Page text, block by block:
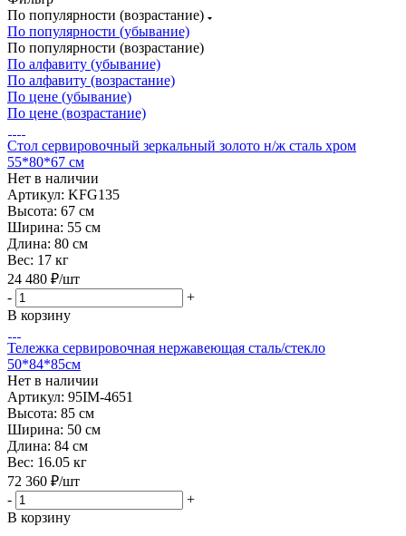
По популярности (возрастание)
По популярности (убывание)
По популярности (возрастание)
По алфавиту (убывание)
По алфавиту (возрастание)
По цене (убывание)
По цене (возрастание)
Стол сервировочный зеркальный золото н/ж сталь хром
55*80*67 см
Нет в наличии
Артикул: KFG135
Высота: 67 см
Ширина: 55 см
Длина: 80 см
Вес: 17 кг
24 480 ₽/шт
-
+
В корзину
Тележка сервировочная нержавеющая сталь/стекло
50*84*85см
Нет в наличии
Артикул: 95IM-4651
Высота: 85 см
Ширина: 50 см
Длина: 84 см
Вес: 16.05 кг
72 360 ₽/шт
-
+
В корзину